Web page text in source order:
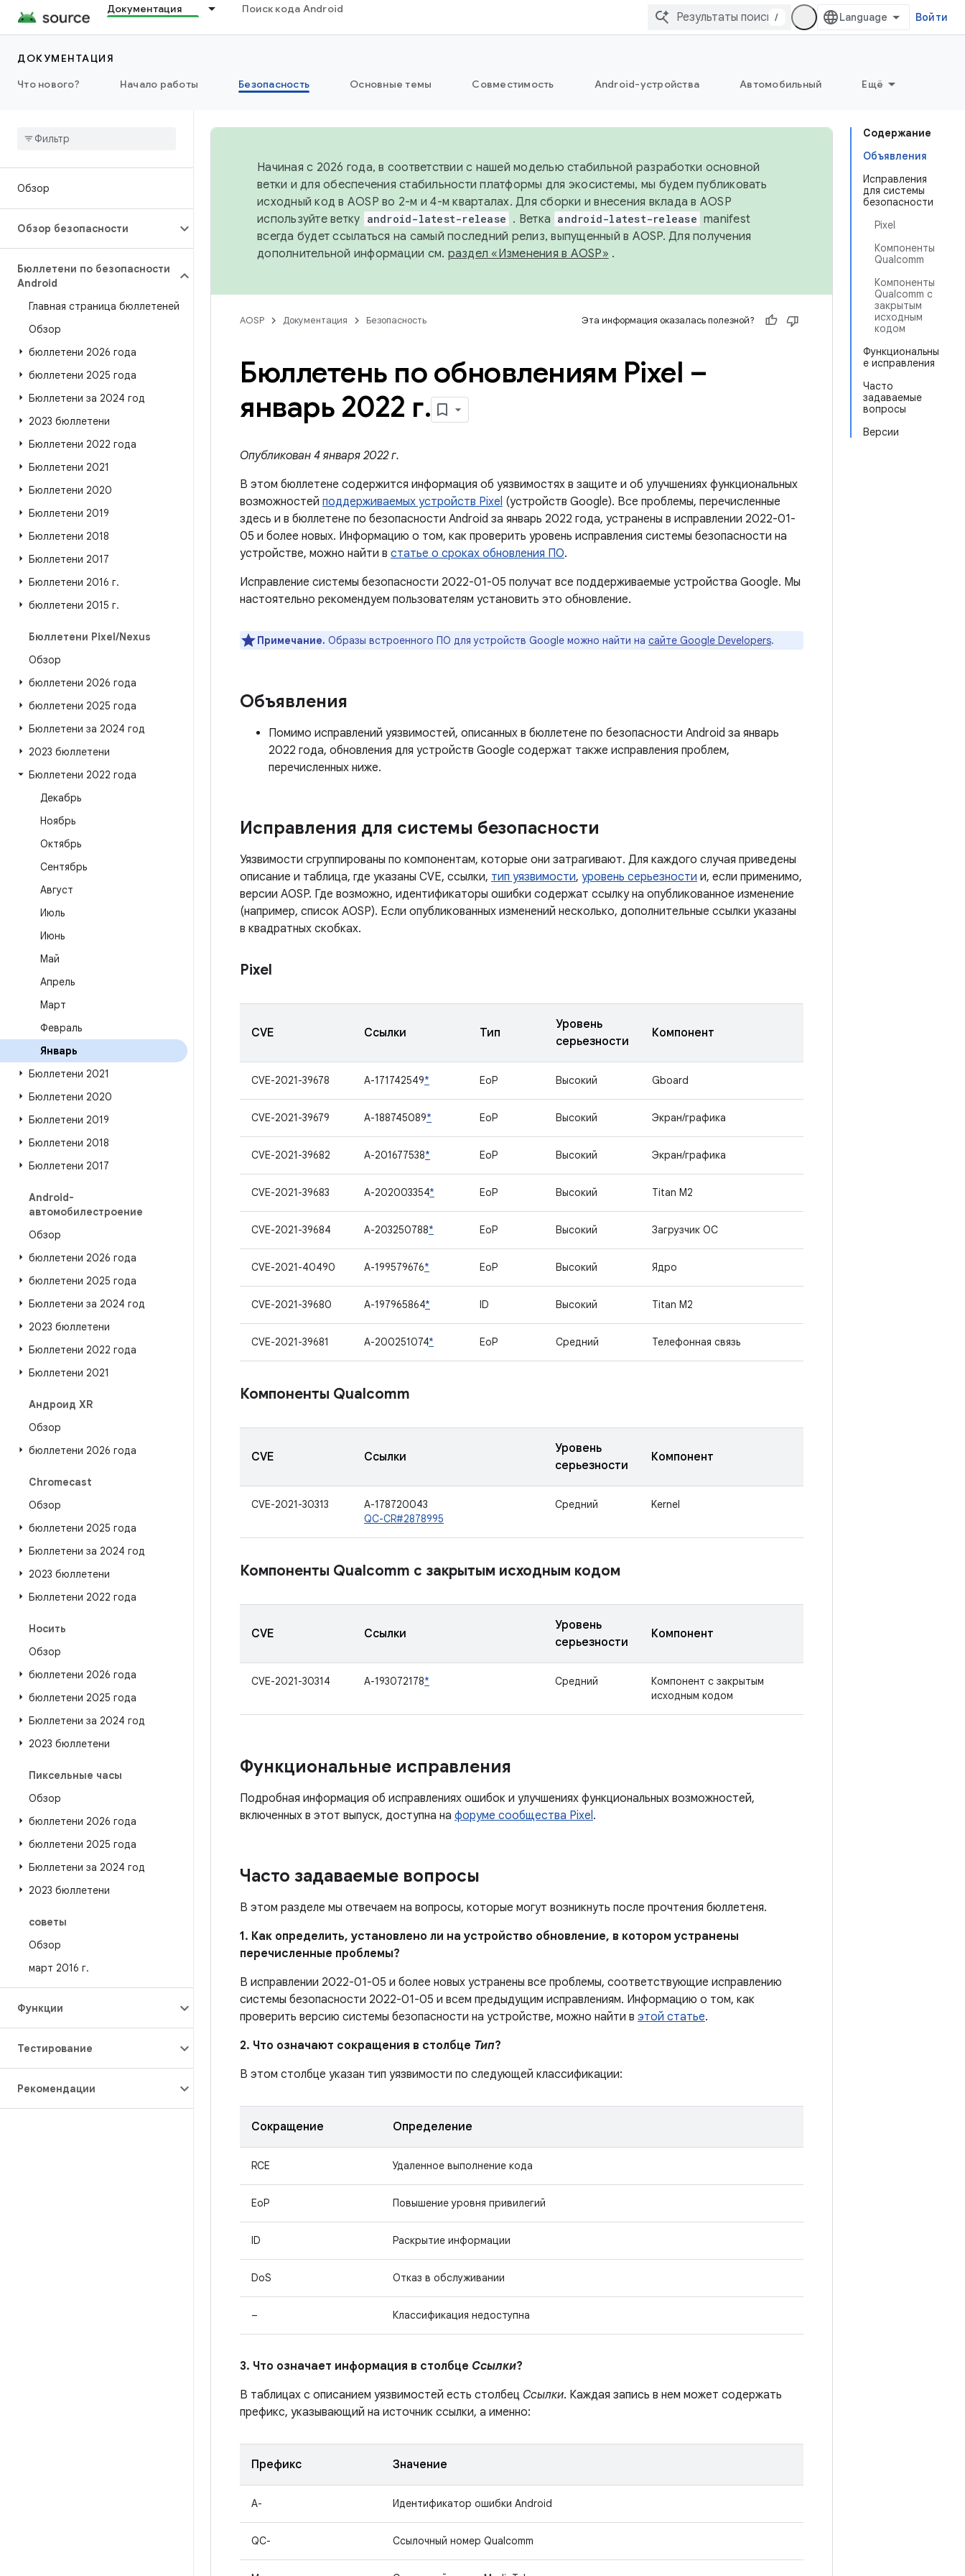
Документация Поиск кода Android
/ Войти
ДОКУМЕНТАЦИЯ
Что нового?
Начало работы Безопасность Основные темы Совместимость Android-устройства Автомобильный Ещё
Обзор
Обзор безопасности
Бюллетени по безопасности
Android
Главная страница бюллетеней
Обзор
бюллетени 2026 года
бюллетени 2025 года
Бюллетени за 2024 год
2023 бюллетени
Бюллетени 2022 года
Бюллетени 2021
Бюллетени 2020
Бюллетени 2019
Бюллетени 2018
Бюллетени 2017
Бюллетени 2016 г.
бюллетени 2015 г.
Бюллетени Pixel/Nexus
Обзор
бюллетени 2026 года
бюллетени 2025 года
Бюллетени за 2024 год
2023 бюллетени
Бюллетени 2022 года
Декабрь
Ноябрь
Октябрь
Сентябрь
Август
Июль
Июнь
Май
Апрель
Март
Февраль
Январь
Бюллетени 2021
Бюллетени 2020
Бюллетени 2019
Бюллетени 2018
Бюллетени 2017
Android-
автомобилестроение
Обзор
бюллетени 2026 года
бюллетени 2025 года
Бюллетени за 2024 год
2023 бюллетени
Бюллетени 2022 года
Бюллетени 2021
Андроид XR
Обзор
бюллетени 2026 года
Chromecast
Обзор
бюллетени 2025 года
Бюллетени за 2024 год
2023 бюллетени
Бюллетени 2022 года
Носить
Обзор
бюллетени 2026 года
бюллетени 2025 года
Бюллетени за 2024 год
2023 бюллетени
Пиксельные часы
Обзор
бюллетени 2026 года
бюллетени 2025 года
Бюллетени за 2024 год
2023 бюллетени
советы
Обзор
март 2016 г.
Функции
Тестирование
Рекомендации
Содержание
Объявления
Исправления
для системы
безопасности
Pixel
Компоненты
Qualcomm
Компоненты
Qualcomm с
закрытым
исходным
кодом
Функциональны
е исправления
Часто
задаваемые
вопросы
Версии
Начиная с 2026 года, в соответствии с нашей моделью стабильной разработки основной
ветки и для обеспечения стабильности платформы для экосистемы, мы будем публиковать
исходный код в AOSP во 2-м и 4-м кварталах. Для сборки и внесения вклада в AOSP
используйте ветку android-latest-release . Ветка android-latest-release manifest
всегда будет ссылаться на самый последний релиз, выпущенный в AOSP. Для получения
дополнительной информации см. раздел «Изменения в AOSP» .
AOSP Документация Безопасность Эта информация оказалась полезной?
Бюллетень по обновлениям Pixel –
январь 2022 г.
Опубликован 4 января 2022 г.
В этом бюллетене содержится информация об уязвимостях в защите и об улучшениях функциональных
возможностей поддерживаемых устройств Pixel (устройств Google). Все проблемы, перечисленные
здесь и в бюллетене по безопасности Android за январь 2022 года, устранены в исправлении 2022-01-
05 и более новых. Информацию о том, как проверить уровень исправления системы безопасности на
устройстве, можно найти в статье о сроках обновления ПО.
Исправление системы безопасности 2022-01-05 получат все поддерживаемые устройства Google. Мы
настоятельно рекомендуем пользователям установить это обновление.
Примечание. Образы встроенного ПО для устройств Google можно найти на сайте Google Developers.
Объявления
Помимо исправлений уязвимостей, описанных в бюллетене по безопасности Android за январь
2022 года, обновления для устройств Google содержат также исправления проблем,
перечисленных ниже.
Исправления для системы безопасности
Уязвимости сгруппированы по компонентам, которые они затрагивают. Для каждого случая приведены
описание и таблица, где указаны CVE, ссылки, тип уязвимости, уровень серьезности и, если применимо,
версии AOSP. Где возможно, идентификаторы ошибки содержат ссылку на опубликованное изменение
(например, список AOSP). Если опубликованных изменений несколько, дополнительные ссылки указаны
в квадратных скобках.
Pixel
CVE Ссылки Тип
Уровень
серьезности
Компонент
CVE-2021-39678 A-171742549* EoP Высокий Gboard
CVE-2021-39679 A-188745089* EoP Высокий Экран/графика
CVE-2021-39682 A-201677538* EoP Высокий Экран/графика
CVE-2021-39683 A-202003354* EoP Высокий Titan M2
CVE-2021-39684 A-203250788* EoP Высокий Загрузчик ОС
CVE-2021-40490 A-199579676* EoP Высокий Ядро
CVE-2021-39680 A-197965864* ID Высокий Titan M2
CVE-2021-39681 A-200251074* EoP Средний Телефонная связь
Компоненты Qualcomm
CVE Ссылки
Уровень
серьезности
Компонент
CVE-2021-30313
A-178720043
QC-CR#2878995
Средний Kernel
Компоненты Qualcomm с закрытым исходным кодом
CVE Ссылки
Уровень
серьезности
Компонент
CVE-2021-30314 A-193072178* Средний
Компонент с закрытым
исходным кодом
Функциональные исправления
Подробная информация об исправлениях ошибок и улучшениях функциональных возможностей,
включенных в этот выпуск, доступна на форуме сообщества Pixel.
Часто задаваемые вопросы
В этом разделе мы отвечаем на вопросы, которые могут возникнуть после прочтения бюллетеня.
1. Как определить, установлено ли на устройство обновление, в котором устранены
перечисленные проблемы?
В исправлении 2022-01-05 и более новых устранены все проблемы, соответствующие исправлению
системы безопасности 2022-01-05 и всем предыдущим исправлениям. Информацию о том, как
проверить версию системы безопасности на устройстве, можно найти в этой статье.
2. Что означают сокращения в столбце Тип?
В этом столбце указан тип уязвимости по следующей классификации:
Сокращение Определение
RCE Удаленное выполнение кода
EoP Повышение уровня привилегий
ID Раскрытие информации
DoS Отказ в обслуживании
– Классификация недоступна
3. Что означает информация в столбце Ссылки?
В таблицах с описанием уязвимостей есть столбец Ссылки. Каждая запись в нем может содержать
префикс, указывающий на источник ссылки, а именно:
Префикс Значение
A- Идентификатор ошибки Android
QC- Ссылочный номер Qualcomm